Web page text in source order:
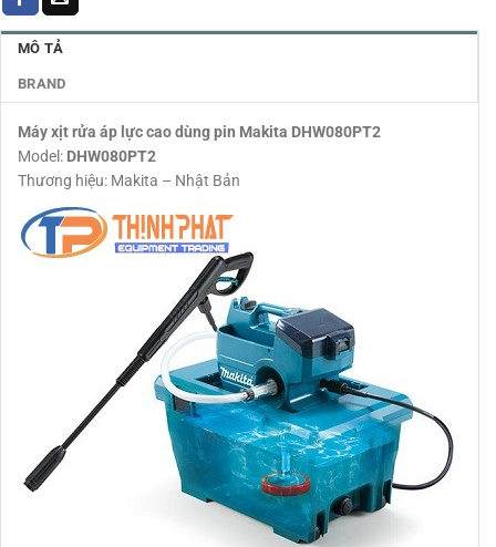
MÔ TẢ
BRAND
Máy xịt rửa áp lực cao dùng pin Makita DHW080PT2
Model: DHW080PT2
Thương hiệu: Makita – Nhật Bản